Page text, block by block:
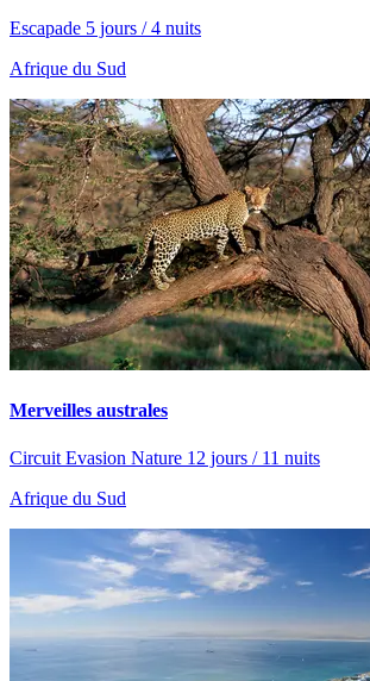
Escapade 5 jours / 4 nuits
Afrique du Sud
Merveilles australes
Circuit Evasion Nature 12 jours / 11 nuits
Afrique du Sud